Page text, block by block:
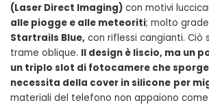
(Laser Direct Imaging) con motivi
alle piogge e alle meteoriti; molto
Startrails Blue, con riflessi cangianti. Ciò
trame oblique. Il design è liscio, ma un
un triplo slot di fotocamere che
necessita della cover in silicone per
materiali del telefono non appaiono